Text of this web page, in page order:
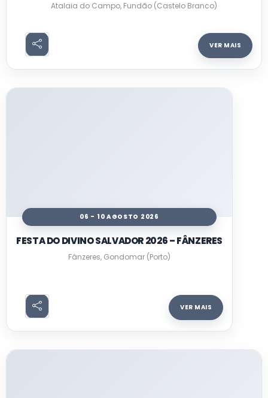
Atalaia do Campo, Fundão (Castelo Branco)
VER MAIS
06 - 10 AGOSTO 2026
FESTA DO DIVINO SALVADOR 2026 – FÂNZERES
Fânzeres, Gondomar (Porto)
VER MAIS